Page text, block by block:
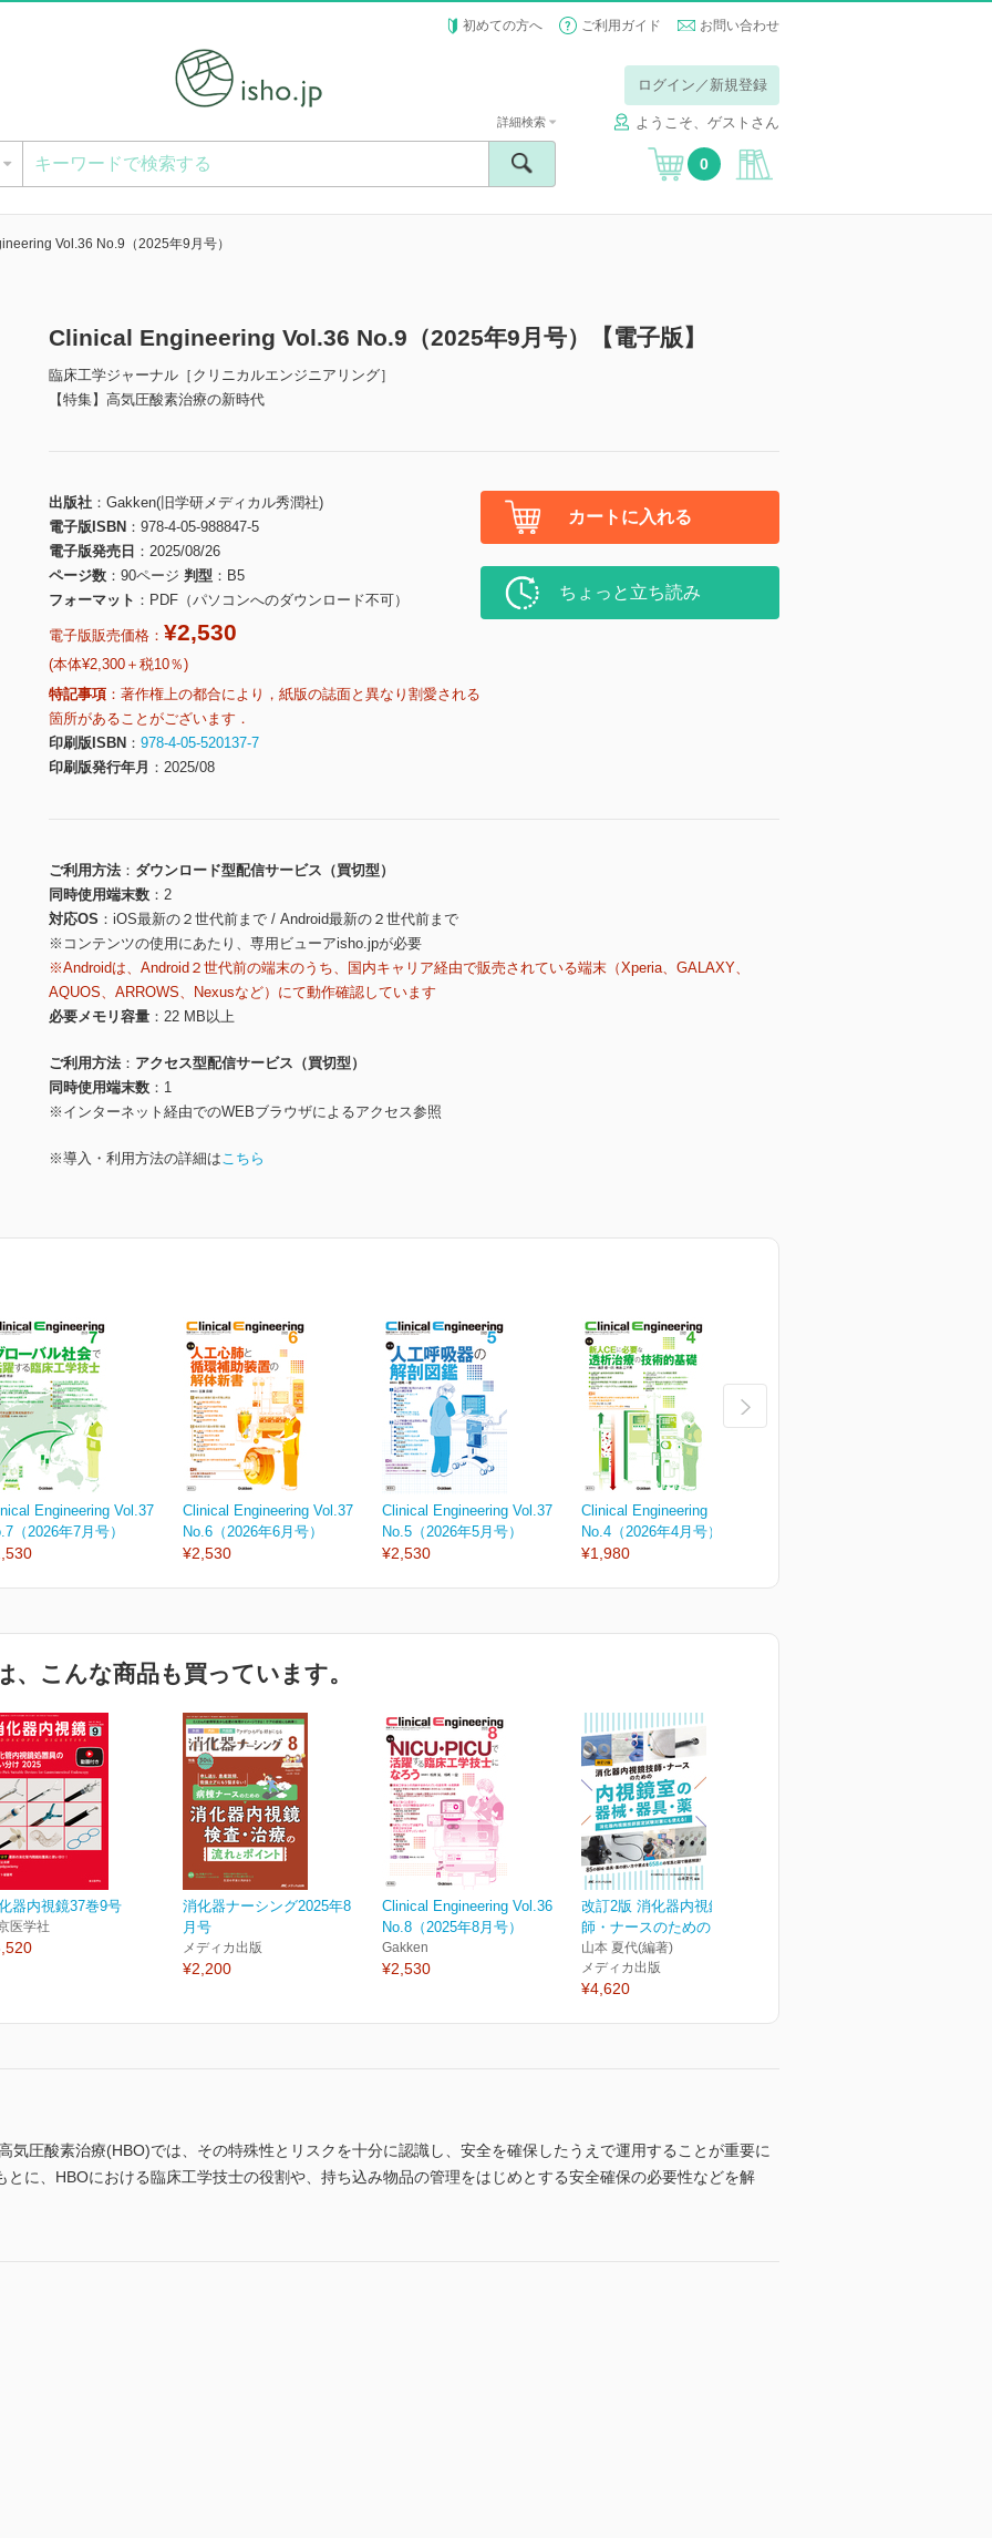
初めての方へ ご利用ガイド お問い合わせ
ログイン／新規登録
ようこそ、ゲストさん
詳細検索
0
Vol.36 No.9（2025年9月号）
Clinical Engineering Vol.36 No.9（2025年9月号）【電子版】
臨床工学ジャーナル［クリニカルエンジニアリング］
【特集】高気圧酸素治療の新時代
出版社
Gakken(旧学研メディカル秀潤社)
電子版ISBN
978-4-05-988847-5
電子版発売日
2025/08/26
ページ数
90ページ 判型
B5
フォーマット
PDF（パソコンへのダウンロード不可）
電子版販売価格： ¥2,530
(本体¥2,300＋税10％)
特記事項
著作権上の都合により，紙版の誌面と異なり割愛される
箇所があることがございます．
印刷版ISBN
978-4-05-520137-7
印刷版発行年月
2025/08
カートに入れる
ちょっと立ち読み
ご利用方法
ダウンロード型配信サービス（買切型）
同時使用端末数
2
対応OS
iOS最新の２世代前まで / Android最新の２世代前まで
※コンテンツの使用にあたり、専用ビューアisho.jpが必要
※Androidは、Android２世代前の端末のうち、国内キャリア経由で販売されている端末（Xperia、GALAXY、
AQUOS、ARROWS、Nexusなど）にて動作確認しています
必要メモリ容量
22 MB以上
ご利用方法
アクセス型配信サービス（買切型）
同時使用端末数
1
※インターネット経由でのWEBブラウザによるアクセス参照
※導入・利用方法の詳細はこちら
Engineering Vol.37
（2026年7月号）
Clinical Engineering Vol.37
No.6（2026年6月号）
¥2,530
Clinical Engineering Vol.37
No.5（2026年5月号）
¥2,530
Clinical Engineering Vol.37
No.4（2026年4月号）
¥1,980
、こんな商品も買っています。
器内視鏡37巻9号
医学社
消化器ナーシング2025年8
月号
メディカ出版
¥2,200
Clinical Engineering Vol.36
No.8（2025年8月号）
Gakken
¥2,530
改訂2版 消化器内視鏡技
師・ナースのための内視...
山本 夏代(編著)
メディカ出版
¥4,620
気圧酸素治療(HBO)では、その特殊性とリスクを十分に認識し、安全を確保したうえで運用することが重要に
とに、HBOにおける臨床工学技士の役割や、持ち込み物品の管理をはじめとする安全確保の必要性などを解